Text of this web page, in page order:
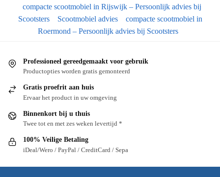
compacte scootmobiel in Rijswijk – Persoonlijk advies bij
Scootsters
Scootmobiel advies
compacte scootmobiel in
Roermond – Persoonlijk advies bij Scootsters
Professioneel gereedgemaakt voor gebruik
Productopties worden gratis gemonteerd
Gratis proefrit aan huis
Ervaar het product in uw omgeving
Binnenkort bij u thuis
Twee tot en met zes weken levertijd *
100% Veilige Betaling
iDeal/Wero / PayPal / CreditCard / Sepa